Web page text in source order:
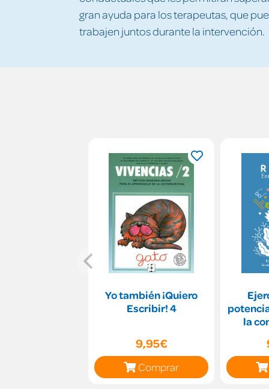
gran ayuda para los terapeutas, que
trabajen juntos durante la intervención.
Yo también ¡Quiero
Escribir! 4
9,95€
Comprar
la